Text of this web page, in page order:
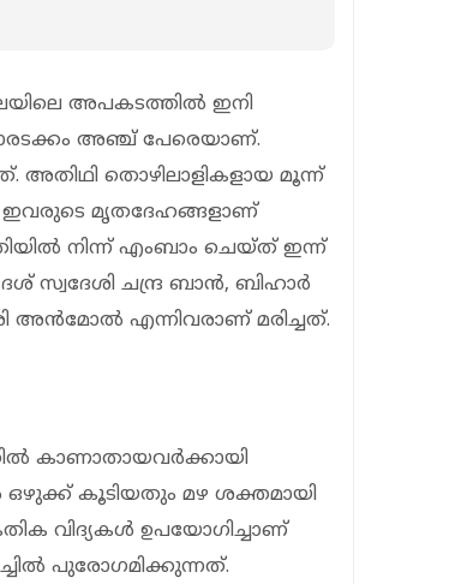
അപകടത്തില്‍ ഇനി
അഞ്ച് പേരെയാണ്.
അതിഥി തൊഴിലാളികളായ മൂന്ന്
ഇവരുടെ മൃതദേഹങ്ങളാണ്
നിന്ന് എംബാം ചെയ്ത് ഇന്ന്
സ്വദേശി ചന്ദ്ര ബാന്‍, ബിഹാര്‍
അന്‍മോല്‍ എന്നിവരാണ് മരിച്ചത്.
കാണാതായവര്‍ക്കായി
കൂടിയതും മഴ ശക്തമായി
വിദ്യകള്‍ ഉപയോഗിച്ചാണ്
പുരോഗമിക്കുന്നത്.